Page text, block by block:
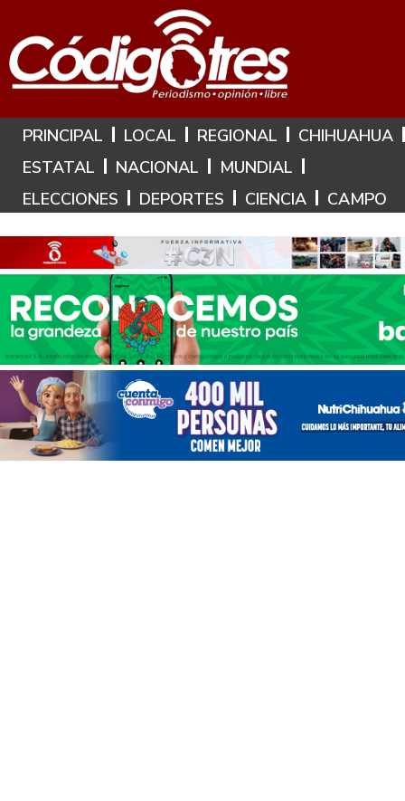
Hoy es: 10 de Agosto de 2026
PRINCIPAL LOCAL REGIONAL
CHIHUAHUA
ESTATAL
NACIONAL
MUNDIAL
ELECCIONES
DEPORTES CIENCIA CAMPO